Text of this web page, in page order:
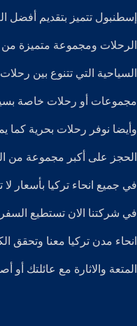
إسطنبول تتميز بتقديم أفضل
الرحلات ومجموعة متميزة من
السياحية التي تتنوع بين
وأيضا نوفر رحلات بحرية كما
الحجز على أكبر مجموعة من
في جميع انحاء تركيا بأسعار لا
في شركتنا الان تستطيع
انحاء مدن تركيا معنا وتحقق
المتعة والاثارة مع عائلتك أو